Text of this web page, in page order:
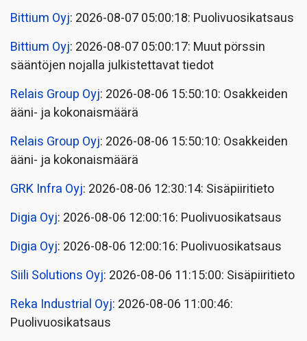
Bittium Oyj: 2026-08-07 05:00:18: Puolivuosikatsaus
Bittium Oyj: 2026-08-07 05:00:17: Muut pörssin
sääntöjen nojalla julkistettavat tiedot
Relais Group Oyj: 2026-08-06 15:50:10: Osakkeiden
ääni- ja kokonaismäärä
Relais Group Oyj: 2026-08-06 15:50:10: Osakkeiden
ääni- ja kokonaismäärä
GRK Infra Oyj: 2026-08-06 12:30:14: Sisäpiiritieto
Digia Oyj: 2026-08-06 12:00:16: Puolivuosikatsaus
Digia Oyj: 2026-08-06 12:00:16: Puolivuosikatsaus
Siili Solutions Oyj: 2026-08-06 11:15:00: Sisäpiiritieto
Reka Industrial Oyj: 2026-08-06 11:00:46:
Puolivuosikatsaus